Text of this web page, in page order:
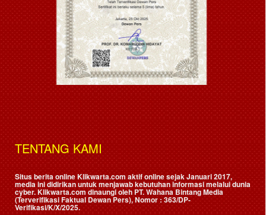
TENTANG KAMI
Situs berita online Klikwarta.com aktif online sejak Januari 2017,
media ini didirikan untuk menjawab kebutuhan informasi melalui dunia
cyber. Klikwarta.com dinaungi oleh PT. Wahana Bintang Media
(Terverifikasi Faktual Dewan Pers), Nomor : 363/DP-
Verifikasi/K/X/2025.